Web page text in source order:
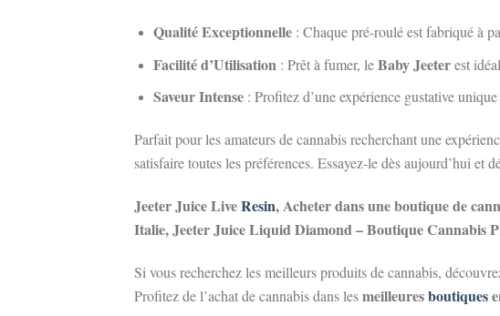
Qualité Exceptionnelle: Chaque pré-roulé est fabriqué à
Facilité d’Utilisation : Prêt à fumer, leBaby Jeeterest
Saveur Intense: Profitez d’une expérience gustative
Parfait pour les amateurs de cannabis recherchant une
satisfaire toutes les préférences. Essayez-le dès aujourd’hui et
Jeeter Juice LiveResin, Acheter dans une boutique de
Italie, Jeeter Juice Liquid Diamond – Boutique Cannabis
Si vous recherchez les meilleurs produits de cannabis,
Profitez de l’achat de cannabis dans lesmeilleuresboutiques